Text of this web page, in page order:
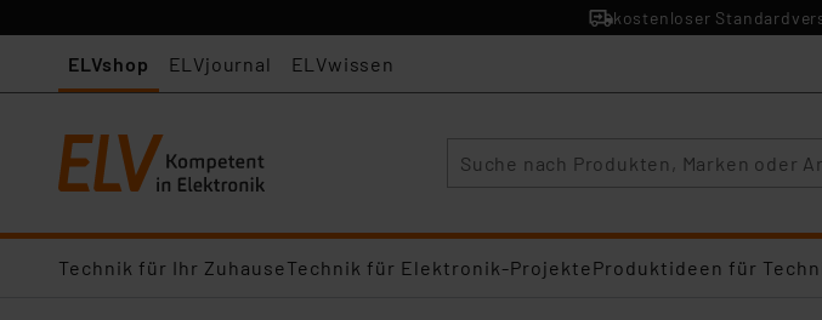
kostenloser
ELVshop ELVjournal ELVwissen
Technik für Ihr ZuhauseTechnik für Elektronik-ProjekteProduktideen für